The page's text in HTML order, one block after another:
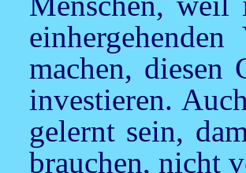
machen, diesen
investieren.
gelernt sein,
brauchen, nicht